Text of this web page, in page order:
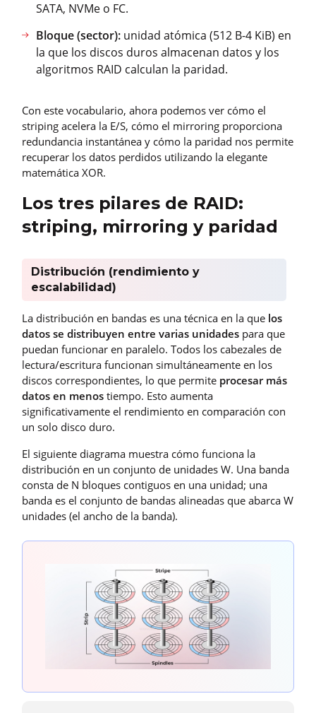
SATA, NVMe o FC.
Bloque (sector): unidad atómica (512 B-4 KiB) en
la que los discos duros almacenan datos y los
algoritmos RAID calculan la paridad.
Con este vocabulario, ahora podemos ver cómo el
striping acelera la E/S, cómo el mirroring proporciona
redundancia instantánea y cómo la paridad nos permite
recuperar los datos perdidos utilizando la elegante
matemática XOR.
Los tres pilares de RAID:
striping, mirroring y paridad
Distribución (rendimiento y
escalabilidad)
La distribución en bandas es una técnica en la que los
datos se distribuyen entre varias unidades para que
puedan funcionar en paralelo. Todos los cabezales de
lectura/escritura funcionan simultáneamente en los
discos correspondientes, lo que permite procesar más
datos en menos tiempo. Esto aumenta
significativamente el rendimiento en comparación con
un solo disco duro.
El siguiente diagrama muestra cómo funciona la
distribución en un conjunto de unidades W. Una banda
consta de N bloques contiguos en una unidad; una
banda es el conjunto de bandas alineadas que abarca W
unidades (el ancho de la banda).